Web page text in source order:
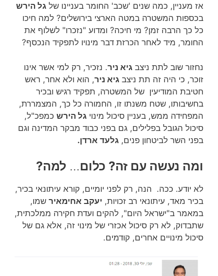
אז מעניין, כמה שנים 'שכב' החומר בעניינו של גל הירש
בכספות המשטרה במטה הארצי בירושלים? למה חיכו
כל כך הרבה זמן? מי חיכה? ומדוע "נזכרו" לשלוף את
החומר, מיד לאחר הכרזת דבר מינויו לתפקיד הנכסף?
נחזור שוב לתת ניצב גיא ניר. נזכיר, רק למי אשר אינו
זוכר, כי היה זה תת ניצב גיא ניר, הוא ולא אחר, ראש
חטיבת המודיעין של המשטרה, תפקיד רגיש ובכיר
בחשיבותו, שטח משנתו זו, החמורה כל כך, המצמררת,
המפחידה ממש, בעניין סיכול מינוי גל הירש כמפכ"ל,
סיכול הגובל בפלילים, גם בפני כבוד מבקר המדינה וגם
בפני השר לביטחון פנים, גלעד ארדן.
ומה נעשה עם זה? כלום… למה?
לא יודע. ככה. הנה, רק לפני יומיים, קורא עיתונאי בכיר,
בכיר מאד, עיתונאי רב זכויות, יעקב אחימאיר שמו,
במאמר ב"ישראל היום", להקים ועדת חקירה ממלכתית,
שתבדוק, לא רק סיכול אכזרי של מינוי זה, אלא גם של
סיכול מינויים אחרים, קודמים.